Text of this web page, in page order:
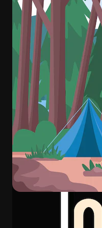
La plataforma
trabajo. Más
entre
estudios.
Español